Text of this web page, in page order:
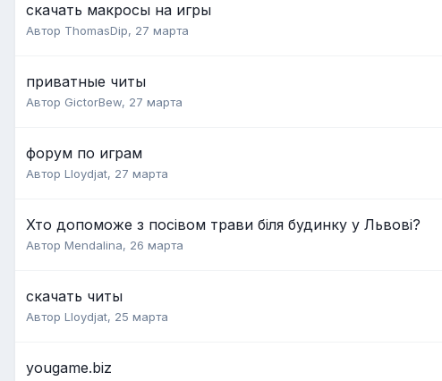
скачать макросы на игры
Автор ThomasDip, 27 марта
приватные читы
Автор GictorBew, 27 марта
форум по играм
Автор Lloydjat, 27 марта
Хто допоможе з посівом трави біля будинку у Львові?
Автор Mendalina, 26 марта
скачать читы
Автор Lloydjat, 25 марта
yougame.biz